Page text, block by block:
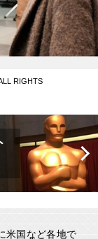
RIGHTS
米国など各地で